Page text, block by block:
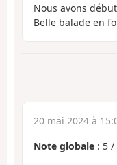
Nous avons
Belle balade en
20 mai 2024 à
Note globale : 5 /